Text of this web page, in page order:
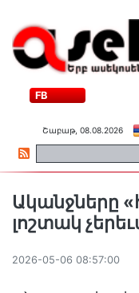
FB
Շաբաթ, 08.08.2026
Ականջները
լոշտակ
2026-05-06 08:57:00